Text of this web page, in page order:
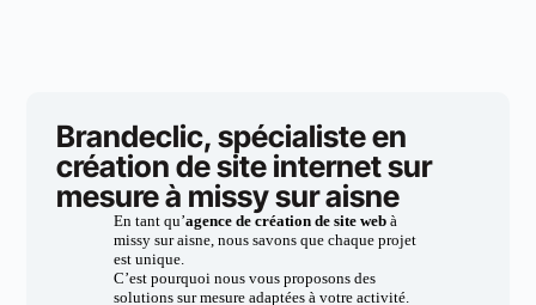
Brandeclic, spécialiste en
création de site internet sur
mesure à missy sur aisne
En tant qu’agence de création de site webà
missy sur aisne, nous savons que chaque projet
est unique.
C’est pourquoi nous vous proposons des
solutions sur mesure adaptées à votre activité.